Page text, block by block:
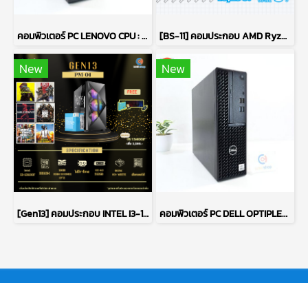
คอมพิวเตอร์ PC LENOVO CPU : PENTIUM GOLD G5400/ RAM : DDR4 8GB 2400MHz / GPU : INTEL UHD GRAPHICS 610 / HDD : 1TB P15540 [BS-11] คอมประกอบ AMD Ryzen 7 5700G / ไม่มีการ์ดจอ / DDR4 16GB 3200MHz / M.2 NVMe 512GB / PSU 600W. / CASE GALAX
New
[Gen13] คอมประกอบ INTEL I3-13100F 3.4GHz 4C/8T / H610M / ไม่มีการ์ดจอ / 16GB DDR4 3200MHz / M.2 512GB / 600W 80+ White / เลือกเคสได้
New
คอมพิวเตอร์ PC DELL OPTIPLEX 3080 / CPU : INTEL CORE I5-10500 / RAM : DDR4 8GB 2666MHz / HDD 1TB + SSD 256GB P15541